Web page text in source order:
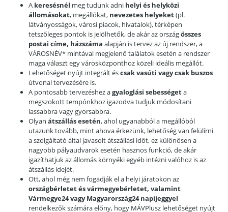
A keresésnél meg tudunk adni helyi és helyközi
állomásokat, megállókat, nevezetes helyeket(pl.
látványosságok, városi piacok, hivatalok), térképen
tetszőleges pontok is jelölhetők, de akár az országösszes
postai címe, házszáma alapján is tervez az új rendszer, a
VÁROSNÉV* mintával megjelenő találatok esetén a rendszer
maga választ egy városközponthoz közeli ideális megállót.
Lehetőséget nyújt integrált éscsak vasúti vagy csak buszos
útvonal tervezésére is.
A pontosabb tervezéshez agyaloglási sebességeta
megszokott tempónkhoz igazodva tudjuk módosítani
lassabbra vagy gyorsabbra.
Olyan átszállás esetén, ahol ugyanabból a megállóból
utazunk tovább, mint ahova érkezünk, lehetőség van felülírni
a szolgáltató által javasolt átszállási időt, ez különösen a
nagyobb pályaudvarok esetén hasznos funkció, de akár
igazíthatjuk az állomás környéki egyéb intézni valóhoz is az
átszállás idejét.
Ott, ahol még nem fogadják el a helyi járatokon az
országbérletet és vármegyebérletet, valamint
Vármegye24 vagy Magyarország24 napijeggyel
rendelkezők számára előny, hogy MÁVPlusz lehetőséget nyújt